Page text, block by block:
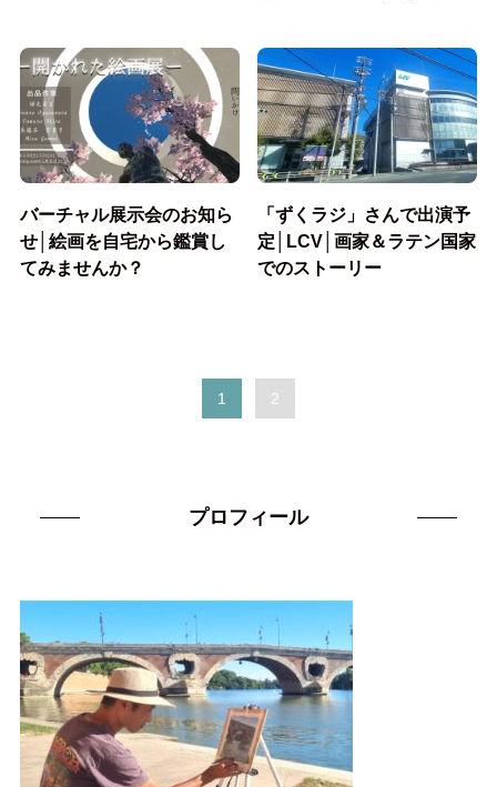
バーチャル展示会のお知ら
せ│絵画を自宅から鑑賞し
てみませんか？
「ずくラジ」さんで出演予
定│LCV│画家＆ラテン国家
でのストーリー
1 2
プロフィール